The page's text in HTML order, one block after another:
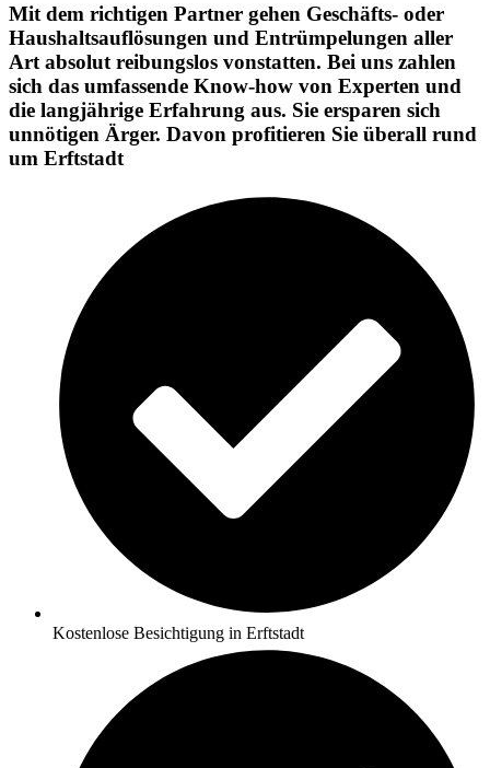
Mit dem richtigen Partner gehen Geschäfts- oder
Haushaltsauflösungen und Entrümpelungen aller
Art absolut reibungslos vonstatten. Bei uns zahlen
sich das umfassende Know-how von Experten und
die langjährige Erfahrung aus. Sie ersparen sich
unnötigen Ärger. Davon profitieren Sie überall rund
um Erftstadt
Kostenlose Besichtigung in Erftstadt